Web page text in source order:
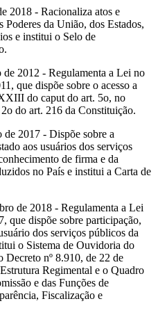
2018 - Racionaliza atos e
da União, dos Estados,
e institui o Selo de
de 2012 - Regulamenta a Lei no
que dispõe sobre o acesso a
do caput do art. 5o, no
do art. 216 da Constituição.
de 2017 - Dispõe sobre a
aos usuários dos serviços
de firma e da
no País e institui a Carta de
de 2018 - Regulamenta a Lei
que dispõe sobre participação,
dos serviços públicos da
o Sistema de Ouvidoria do
Decreto nº 8.910, de 22 de
Regimental e o Quadro
e das Funções de
Fiscalização e